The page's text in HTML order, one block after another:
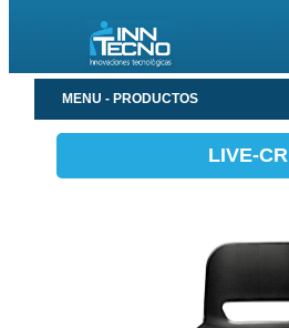
MENU - PRODUCTOS
LIVE-CR